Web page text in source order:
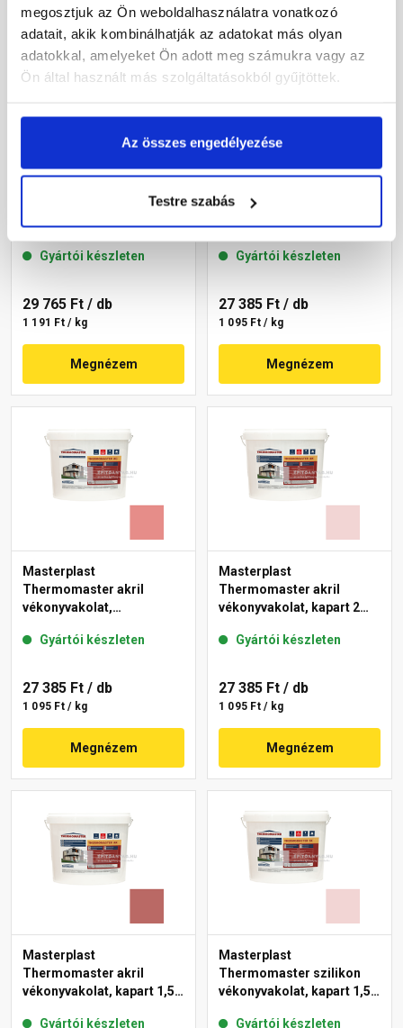
megosztjuk az Ön weboldalhasználatra vonatkozó
adatait, akik kombinálhatják az adatokat más olyan
adatokkal, amelyeket Ön adott meg számukra vagy az
Ön által használt más szolgáltatásokból gyűjtöttek.
Az összes engedélyezése
Testre szabás
vékonyvakolat, kapart 2
mm 22-C 25 kg
Gyártói készleten
29 765 Ft / db
1 191 Ft / kg
Megnézem
Thermomaster akril
vékonyvakolat, kapart 2
mm 22-D 25 kg
Gyártói készleten
27 385 Ft / db
1 095 Ft / kg
Megnézem
Masterplast
Thermomaster akril
vékonyvakolat,
22-D 25 kg
Gyártói készleten
27 385 Ft / db
1 095 Ft / kg
Megnézem
Masterplast
Thermomaster akril
vékonyvakolat, kapart 2
Gyártói készleten
27 385 Ft / db
1 095 Ft / kg
Megnézem
Masterplast
Thermomaster akril
vékonyvakolat, kapart 1,5
Gyártói készleten
Masterplast
Thermomaster szilikon
vékonyvakolat, kapart 1,5
Gyártói készleten